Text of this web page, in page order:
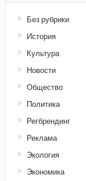
Без рубрики
История
Культура
Новости
Общество
Политика
Регбрендинг
Реклама
Экология
Экономика